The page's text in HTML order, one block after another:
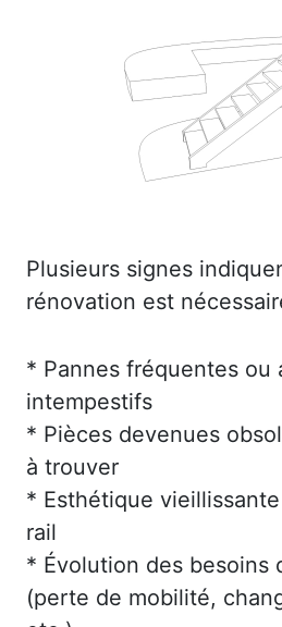
Plusieurs signes
rénovation est
* Pannes fréquentes ou
intempestifs
* Pièces devenues
à trouver
* Esthétique
rail
* Évolution des besoins
(perte de mobilité,